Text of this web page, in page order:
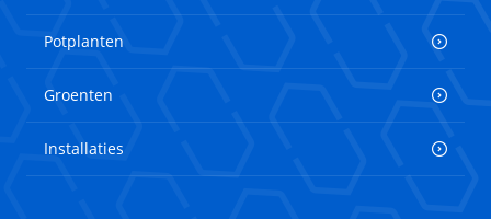
Potplanten
Groenten
Installaties